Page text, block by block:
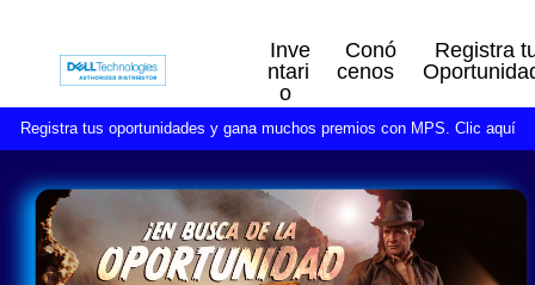
Inve
ntari
o
Conó
cenos
Registra
Registra tus oportunidades y gana muchos premios con MPS. Clic aquí